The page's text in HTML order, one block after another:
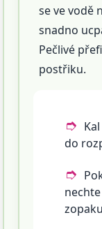
se ve vodě
snadno
Pečlivé
postřiku.
do